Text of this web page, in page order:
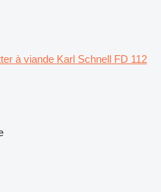
à viande Karl Schnell FD 112